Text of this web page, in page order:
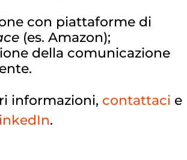
con piattaforme di
(es. Amazon);
della comunicazione
informazioni, contattaci e
.